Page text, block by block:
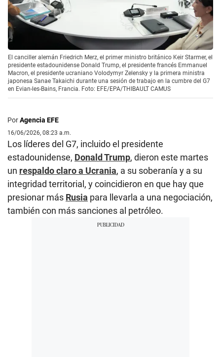
El canciller alemán Friedrich Merz, el primer ministro británico Keir Starmer, el
presidente estadounidense Donald Trump, el presidente francés Emmanuel
Macron, el presidente ucraniano Volodymyr Zelensky y la primera ministra
japonesa Sanae Takaichi durante una sesión de trabajo en la cumbre del G7
en Evian-les-Bains, Francia. Foto: EFE/EPA/THIBAULT CAMUS
PorAgencia EFE
16/06/2026, 08:23 a.m.
Los líderes del G7, incluido el presidente
estadounidense, Donald Trump, dieron este martes
un respaldo claro a Ucrania, a su soberanía y a su
integridad territorial, y coincidieron en que hay que
presionar más Rusia para llevarla a una negociación,
también con más sanciones al petróleo.